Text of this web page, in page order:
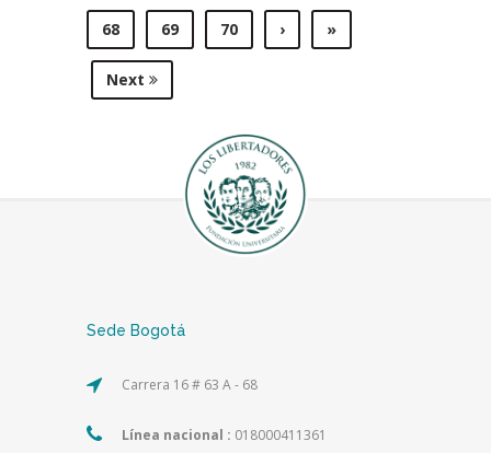
68 69 70 › »
Next
Sede Bogotá
Carrera 16 # 63 A - 68
Línea nacional : 018000411361